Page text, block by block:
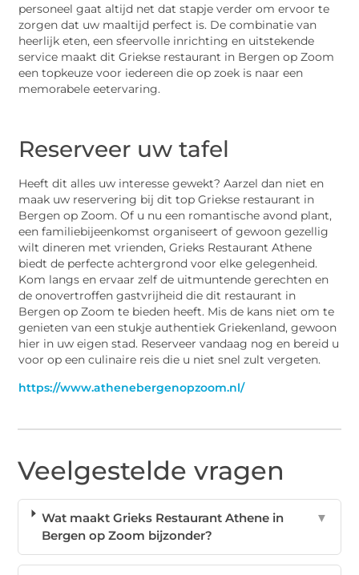
personeel gaat altijd net dat stapje verder om ervoor te
zorgen dat uw maaltijd perfect is. De combinatie van
heerlijk eten, een sfeervolle inrichting en uitstekende
service maakt dit Griekse restaurant in Bergen op Zoom
een topkeuze voor iedereen die op zoek is naar een
memorabele eetervaring.
Reserveer uw tafel
Heeft dit alles uw interesse gewekt? Aarzel dan niet en
maak uw reservering bij dit top Griekse restaurant in
Bergen op Zoom. Of u nu een romantische avond plant,
een familiebijeenkomst organiseert of gewoon gezellig
wilt dineren met vrienden, Grieks Restaurant Athene
biedt de perfecte achtergrond voor elke gelegenheid.
Kom langs en ervaar zelf de uitmuntende gerechten en
de onovertroffen gastvrijheid die dit restaurant in
Bergen op Zoom te bieden heeft. Mis de kans niet om te
genieten van een stukje authentiek Griekenland, gewoon
hier in uw eigen stad. Reserveer vandaag nog en bereid u
voor op een culinaire reis die u niet snel zult vergeten.
https://www.athenebergenopzoom.nl/
Veelgestelde vragen
Wat maakt Grieks Restaurant Athene in
Bergen op Zoom bijzonder?
▼